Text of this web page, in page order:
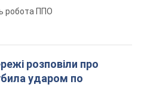
робота ППО
розповіли про
ударом по